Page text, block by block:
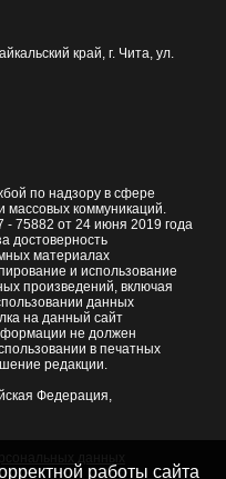
край, г. Чита, ул.
по надзору в сфере
массовых коммуникаций.
75882 от 24 июня 2019 года
достоверность
материалах
и использование
произведений, включая
данных
на данный сайт
не должен
в печатных
редакции.
Федерация,
работы сайта